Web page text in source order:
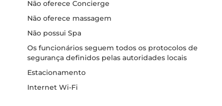
Não oferece Concierge
Não oferece massagem
Não possui Spa
Os funcionários seguem todos os protocolos de
segurança definidos pelas autoridades locais
Estacionamento
Internet Wi-Fi